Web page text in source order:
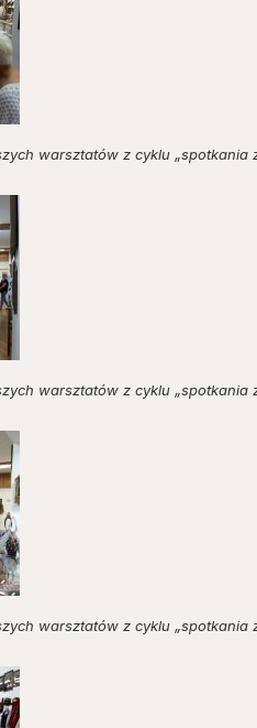
warsztatów z cyklu „spotkania
warsztatów z cyklu „spotkania
warsztatów z cyklu „spotkania